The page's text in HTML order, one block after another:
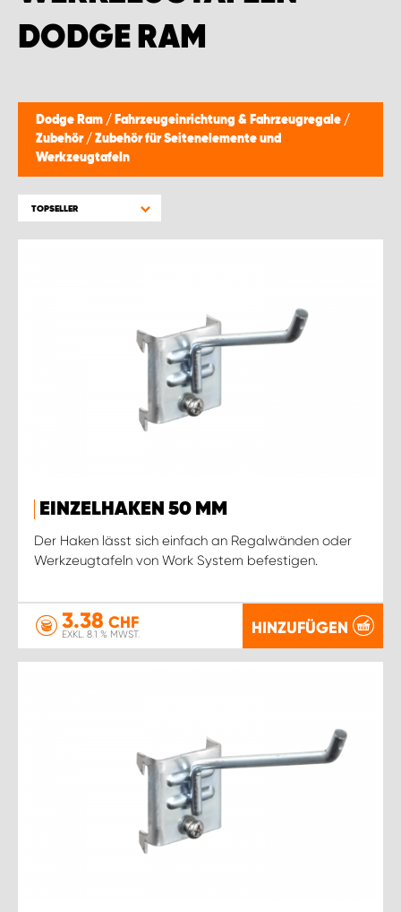
DODGE RAM
Dodge Ram / Fahrzeugeinrichtung & Fahrzeugregale /
Zubehör / Zubehör für Seitenelemente und
Werkzeugtafeln
TOPSELLER
EINZELHAKEN 50 MM
Der Haken lässt sich einfach an Regalwänden oder
Werkzeugtafeln von Work System befestigen.
3.38 CHF
EXKL. 8.1 % MWST. HINZUFÜGEN